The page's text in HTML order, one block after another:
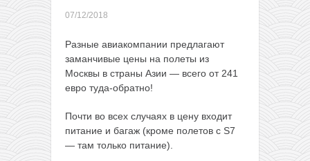
07/12/2018
Разные авиакомпании предлагают
заманчивые цены на полеты из
Москвы в страны Азии — всего от 241
евро туда-обратно!
Почти во всех случаях в цену входит
питание и багаж (кроме полетов с S7
— там только питание).
море всего
за 18€ туда-
обратно! +
развлечений
→